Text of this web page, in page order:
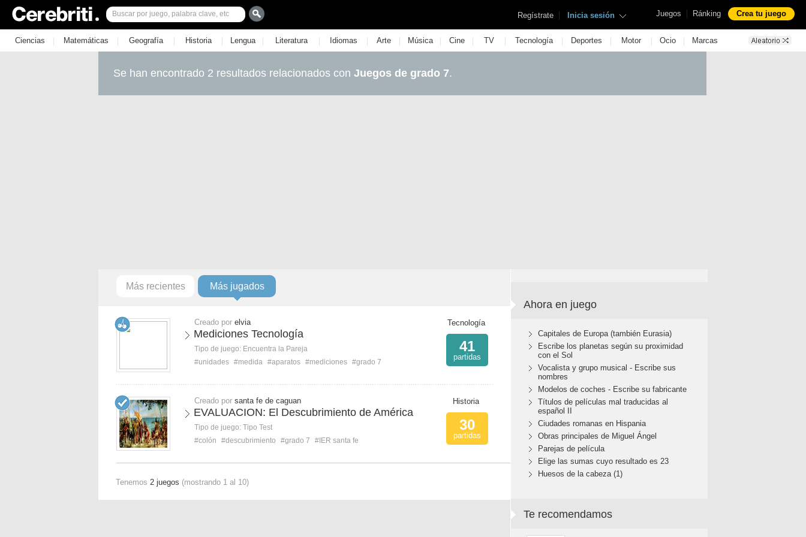
Juegos | Ránking Crea tu juego
Regístrate | Inicia sesión
Ciencias | Matemáticas | Geografía | Historia | Lengua | Literatura | Idiomas | Arte | Música | Cine | TV | Tecnología | Deportes | Motor | Ocio | Marcas
Se han encontrado 2 resultados relacionados con Juegos de grado 7.
Más recientes Más jugados
Creado por elvia
Mediciones Tecnología
Tipo de juego: Encuentra la Pareja
#unidades #medida #aparatos #mediciones #grado 7
Tecnología
41
partidas
Creado por santa fe de caguan
EVALUACION: El Descubrimiento de América
Tipo de juego: Tipo Test
#colón
#descubrimiento #grado 7 #IER santa fe
Historia
30
partidas
Tenemos 2 juegos (mostrando 1 al 10)
Ahora en juego
Capitales de Europa (también Eurasia)
Escribe los planetas según su proximidad
con el Sol
Vocalista y grupo musical - Escribe sus
nombres
Modelos de coches - Escribe su fabricante
Títulos de películas mal traducidas al
español II
Ciudades romanas en Hispania
Obras principales de Miguel Ángel
Parejas de película
Elige las sumas cuyo resultado es 23
Huesos de la cabeza (1)
Te recomendamos